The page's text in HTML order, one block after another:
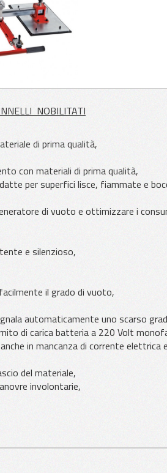
NOBILITATI
di prima qualità,
con materiali di prima qualità,
per superfici lisce, fiammate e
di vuoto e ottimizzare i
e silenzioso,
il grado di vuoto,
automaticamente uno scarso
di carica batteria a 220 Volt
in mancanza di corrente elettrica
del materiale,
involontarie,